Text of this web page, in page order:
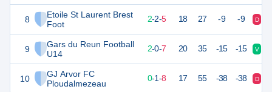
8
Etoile St Laurent Brest
Foot
9
Gars du Reun Football
U14
10
GJ Arvor FC
Ploudalmezeau
8 9 2-2-5 18 27 -9 -9 D
6 9 2-0-7 20 35 -15 -15 V
0-1-8 17 55 -38 -38 D